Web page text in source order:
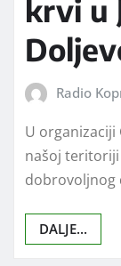
krvi u
Radio
U organizaciji
našoj
dobrovoljnog
DALJE...